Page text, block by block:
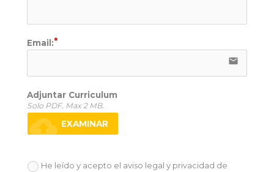
Email:
email
Adjuntar Curriculum
Solo PDF. Max 2 MB.
cloud_upload EXAMINAR
He leído y acepto el aviso legal y privacidad de